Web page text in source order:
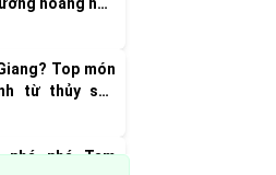
Top món
từ thủy sản
phá phá Tam